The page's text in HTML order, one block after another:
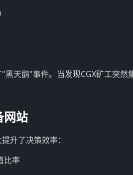
天鹅"事件。当发现CGX矿工突
网站
升了决策效率：
比率